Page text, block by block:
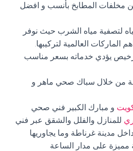
مخلفات المطابخ بأنسب و افضل
لتصفية مياه الشرب حيث نوفر
الماركات العالمية لتركيبها.
يؤدي خدماته بسعر مناسب
من خلال سباك صحي ماهر و
و مبارك الكبير فني صحي
للمنازل والفلل والشقق عبر فني
مدينة غرناطة وما يجاوريها
على مدار الساعة